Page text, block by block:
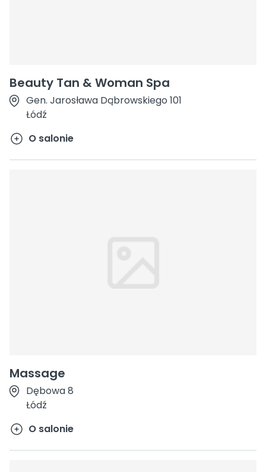
Beauty Tan & Woman Spa
Gen. Jarosława Dąbrowskiego 101
Łódź
O salonie
Massage
Dębowa 8
Łódź
O salonie